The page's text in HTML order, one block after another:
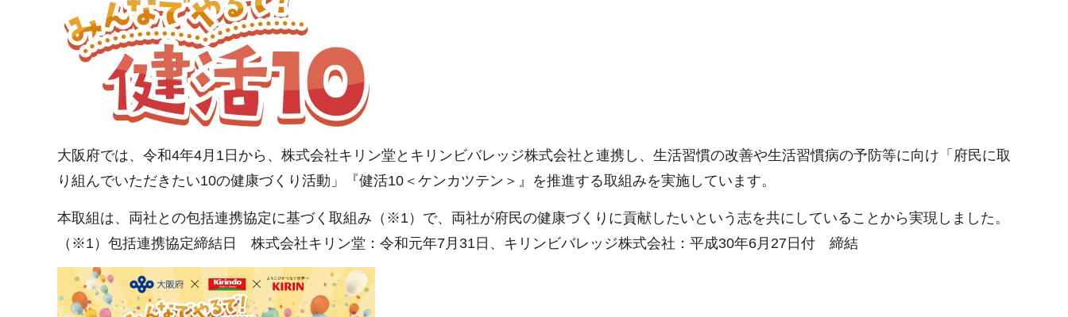
大阪府では、令和4年4月1日から、株式会社キリン堂とキリンビバレッジ株式会社と連携し、生活習慣の改善や生活習慣病の予防等に向け「府民に取
り組んでいただきたい10の健康づくり活動」『健活10＜ケンカツテン＞』を推進する取組みを実施しています。
本取組は、両社との包括連携協定に基づく取組み（※1）で、両社が府民の健康づくりに貢献したいという志を共にしていることから実現しました。
（※1）包括連携協定締結日 株式会社キリン堂：令和元年7月31日、キリンビバレッジ株式会社：平成30年6月27日付 締結